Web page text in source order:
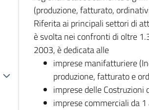
(produzione, fatturato,
Riferita ai principali settori di
è svolta nei confronti di oltre
2003, è dedicata alle
imprese manifatturiere
produzione, fatturato e
imprese delle
imprese commerciali da